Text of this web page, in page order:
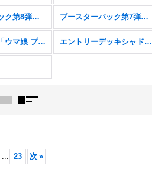
ブースターパック第8弾「次元混沌」 ブースターパック第7弾「森羅鋼鉄」
コラボパック「ウマ娘 プリティーダービー」 エントリーデッキシャドウバースＦ
23 次 »